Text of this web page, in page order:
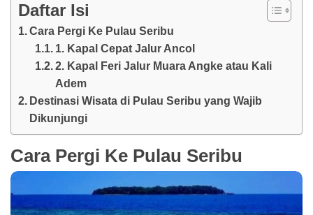
Daftar Isi
Cara Pergi Ke Pulau Seribu
1. Kapal Cepat Jalur Ancol
2. Kapal Feri Jalur Muara Angke atau Kali
Adem
Destinasi Wisata di Pulau Seribu yang Wajib
Dikunjungi
Cara Pergi Ke Pulau Seribu